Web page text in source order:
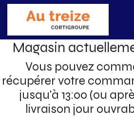
Magasin
Vous pouvez
récupérer votre
jusqu'à 13:00 (ou
livraison jour